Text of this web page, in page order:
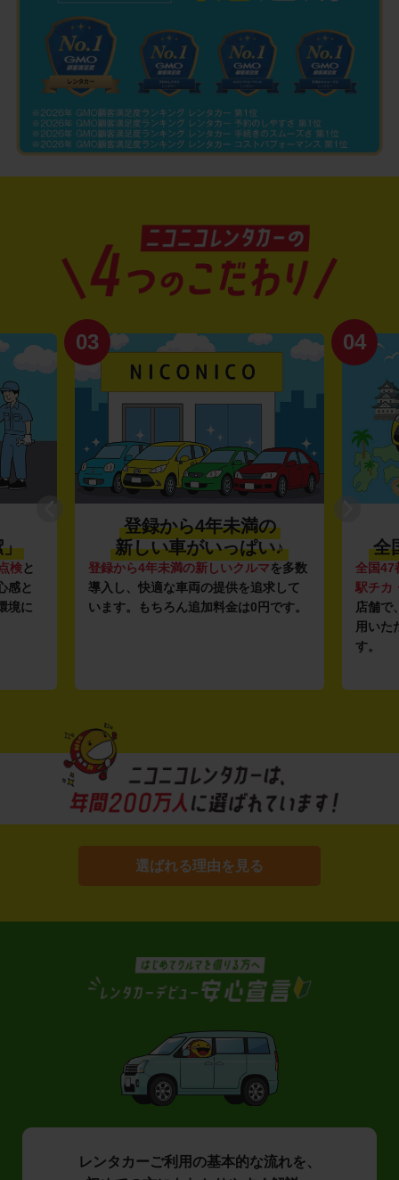
」
検と
感と
境に
03
登録から4年未満の
新しい車がいっぱい♪
登録から4年未満の新しいクルマを多数
導入し、快適な車両の提供を追求して
います。もちろん追加料金は0円です。
04
全
全国47
駅チカ
店舗で
用いた
す。
選ばれる理由を見る
レンタカーご利用の基本的な流れを、